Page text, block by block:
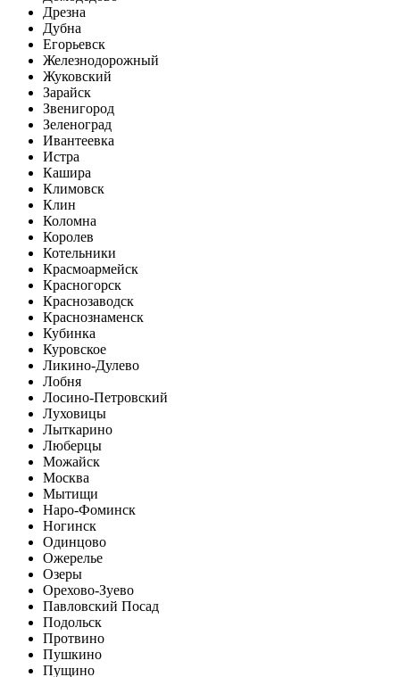
Дрезна
Дубна
Егорьевск
Железнодорожный
Жуковский
Зарайск
Звенигород
Зеленоград
Ивантеевка
Истра
Кашира
Климовск
Клин
Коломна
Королев
Котельники
Красмоармейск
Красногорск
Краснозаводск
Краснознаменск
Кубинка
Куровское
Ликино-Дулево
Лобня
Лосино-Петровский
Луховицы
Лыткарино
Люберцы
Можайск
Москва
Мытищи
Наро-Фоминск
Ногинск
Одинцово
Ожерелье
Озеры
Орехово-Зуево
Павловский Посад
Подольск
Протвино
Пушкино
Пущино